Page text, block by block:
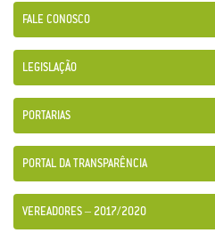
FALE CONOSCO
LEGISLAÇÃO
PORTARIAS
PORTAL DA TRANSPARÊNCIA
VEREADORES – 2017/2020